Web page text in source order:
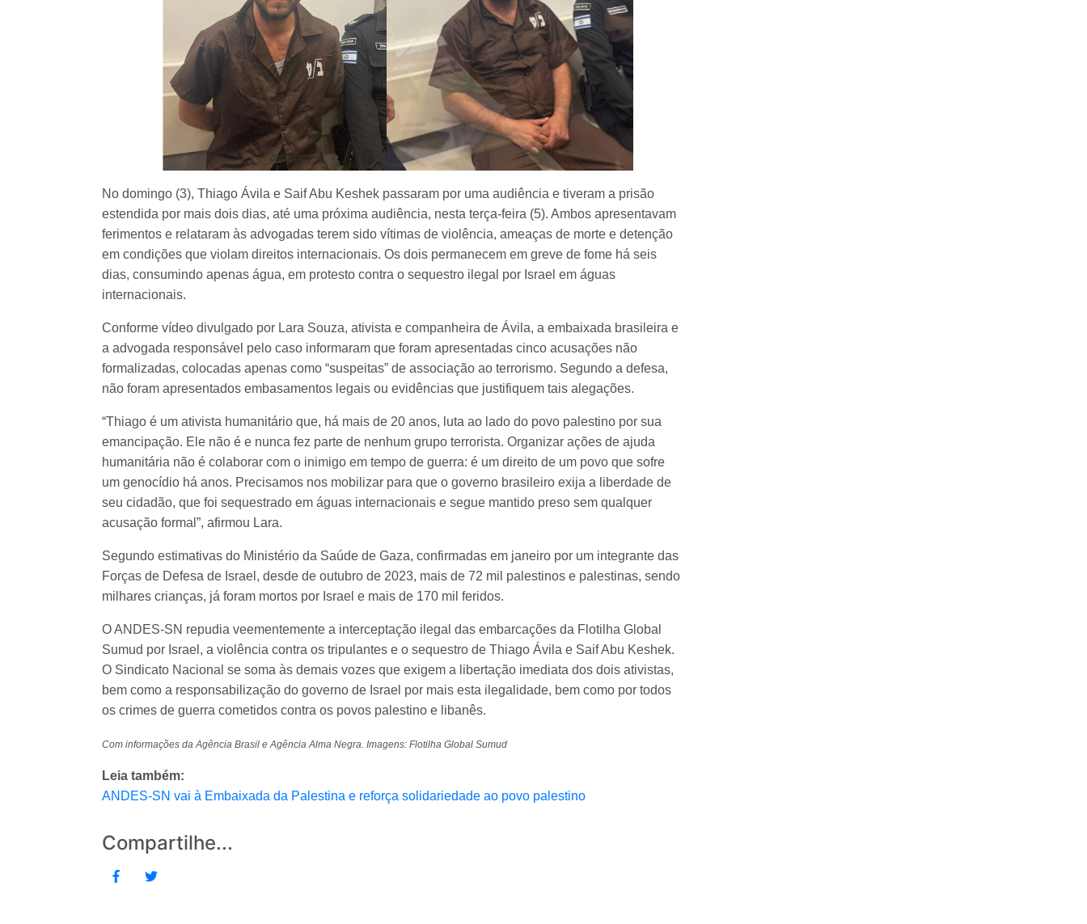
No domingo (3), Thiago Ávila e Saif Abu Keshek passaram por uma audiência e tiveram a prisão
estendida por mais dois dias, até uma próxima audiência, nesta terça-feira (5). Ambos apresentavam
ferimentos e relataram às advogadas terem sido vítimas de violência, ameaças de morte e detenção
em condições que violam direitos internacionais. Os dois permanecem em greve de fome há seis
dias, consumindo apenas água, em protesto contra o sequestro ilegal por Israel em águas
internacionais.
Conforme vídeo divulgado por Lara Souza, ativista e companheira de Ávila, a embaixada brasileira e
a advogada responsável pelo caso informaram que foram apresentadas cinco acusações não
formalizadas, colocadas apenas como “suspeitas” de associação ao terrorismo. Segundo a defesa,
não foram apresentados embasamentos legais ou evidências que justifiquem tais alegações.
“Thiago é um ativista humanitário que, há mais de 20 anos, luta ao lado do povo palestino por sua
emancipação. Ele não é e nunca fez parte de nenhum grupo terrorista. Organizar ações de ajuda
humanitária não é colaborar com o inimigo em tempo de guerra: é um direito de um povo que sofre
um genocídio há anos. Precisamos nos mobilizar para que o governo brasileiro exija a liberdade de
seu cidadão, que foi sequestrado em águas internacionais e segue mantido preso sem qualquer
acusação formal”, afirmou Lara.
Segundo estimativas do Ministério da Saúde de Gaza, confirmadas em janeiro por um integrante das
Forças de Defesa de Israel, desde de outubro de 2023, mais de 72 mil palestinos e palestinas, sendo
milhares crianças, já foram mortos por Israel e mais de 170 mil feridos.
O ANDES-SN repudia veementemente a interceptação ilegal das embarcações da Flotilha Global
Sumud por Israel, a violência contra os tripulantes e o sequestro de Thiago Ávila e Saif Abu Keshek.
O Sindicato Nacional se soma às demais vozes que exigem a libertação imediata dos dois ativistas,
bem como a responsabilização do governo de Israel por mais esta ilegalidade, bem como por todos
os crimes de guerra cometidos contra os povos palestino e libanês.
Com informações da Agência Brasil e Agência Alma Negra. Imagens: Flotilha Global Sumud
Leia também:
ANDES-SN vai à Embaixada da Palestina e reforça solidariedade ao povo palestino
Compartilhe...